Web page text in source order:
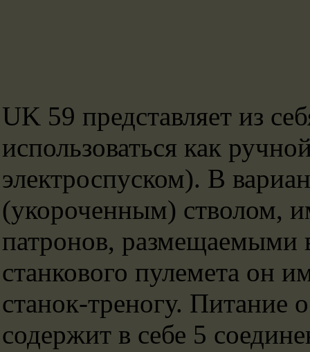
UK 59 представляет из
использоваться как
электроспуском). В
(укороченным) стволом,
патронов, размещаемыми
станкового пулемета он
станок-треногу. Питание
содержит в себе 5